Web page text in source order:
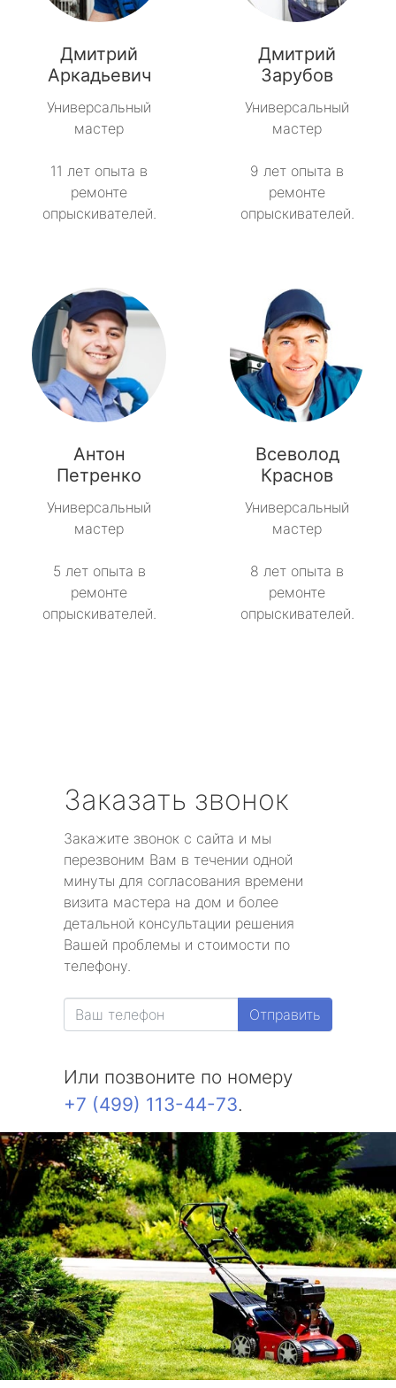
Дмитрий
Аркадьевич
Универсальный
мастер
11 лет опыта в
ремонте
опрыскивателей.
Дмитрий
Зарубов
Универсальный
мастер
9 лет опыта в
ремонте
опрыскивателей.
Антон
Петренко
Универсальный
мастер
5 лет опыта в
ремонте
опрыскивателей.
Всеволод
Краснов
Универсальный
мастер
8 лет опыта в
ремонте
опрыскивателей.
Заказать звонок
Закажите звонок с сайта и мы
перезвоним Вам в течении одной
минуты для согласования времени
визита мастера на дом и более
детальной консультации решения
Вашей проблемы и стоимости по
телефону.
Отправить
Или позвоните по номеру
+7 (499) 113-44-73.